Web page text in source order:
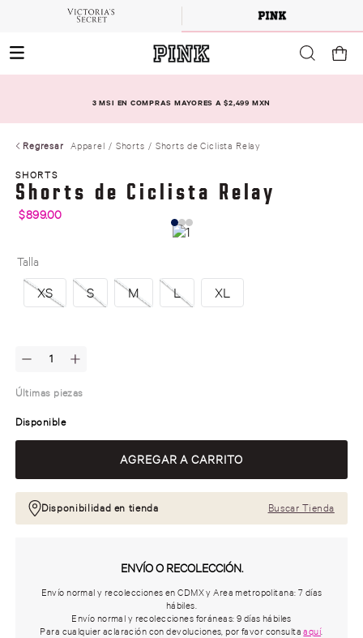
3 MSI EN COMPRAS MAYORES A $2,499 MXN
Regresar Apparel Shorts Shorts de Ciclista Relay
SHORTS
Shorts de Ciclista Relay
$899.00
Talla
XS S M L XL
Últimas piezas
Disponible
Disponibilidad en tienda Buscar Tienda
ENVÍO O RECOLECCIÓN.
Envío normal y recolecciones en CDMX y Area metropolitana: 7 días
hábiles.
Envío normal y recolecciones foráneas: 9 días hábiles
Para cualquier aclaración con devoluciones, por favor consultaaquí.